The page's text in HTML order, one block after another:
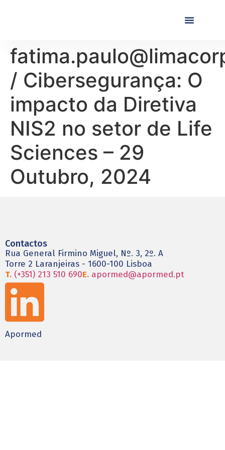
/ Cibersegurança: O
impacto da Diretiva
NIS2 no setor de Life
Sciences – 29
Outubro, 2024
Contactos
Rua General Firmino Miguel, Nº. 3, 2º. A
Torre 2 Laranjeiras - 1600-100 Lisboa
T. (+351) 213 510 690E. apormed@apormed.pt
Apormed